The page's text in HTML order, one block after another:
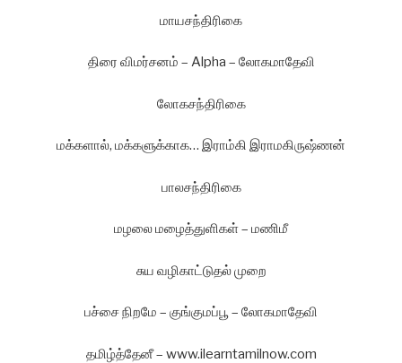
மாயசந்திரிகை
திரை விமர்சனம் – Alpha – லோகமாதேவி
லோகசந்திரிகை
மக்களால், மக்களுக்காக… இராம்கி இராமகிருஷ்ணன்
பாலசந்திரிகை
மழலை மழைத்துளிகள் – மணிமீ
சுய வழிகாட்டுதல் முறை
பச்சை நிறமே – குங்குமப்பூ – லோகமாதேவி
தமிழ்த்தேனீ – www.ilearntamilnow.com